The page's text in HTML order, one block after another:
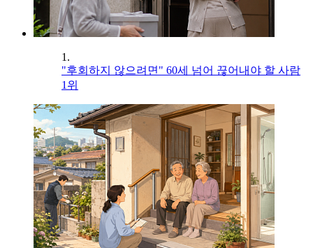
1.
"후회하지 않으려면" 60세 넘어 끊어내야 할 사람
1위